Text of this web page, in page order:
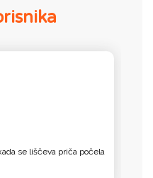
se liščeva priča počela